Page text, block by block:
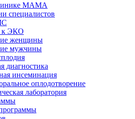
МАМА
специалистов
к ЭКО
женщины
мужчины
диагностика
инсеминация
оплодотворение
лаборатория